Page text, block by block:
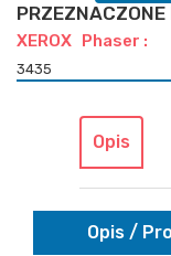
XEROX Phaser :
3435
Opis
Opis /